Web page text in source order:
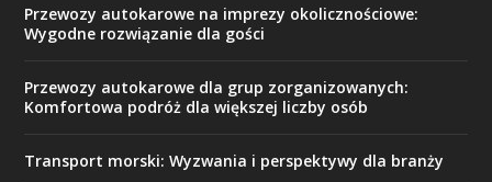
Przewozy autokarowe na imprezy okolicznościowe:
Wygodne rozwiązanie dla gości
Przewozy autokarowe dla grup zorganizowanych:
Komfortowa podróż dla większej liczby osób
Transport morski: Wyzwania i perspektywy dla branży